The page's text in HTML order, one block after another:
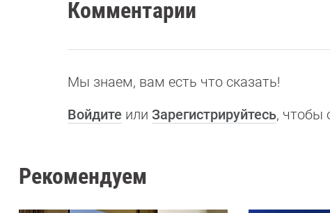
Комментарии
Мы знаем, вам есть что сказать!
Войдите или Зарегистрируйтесь, чтобы
Рекомендуем